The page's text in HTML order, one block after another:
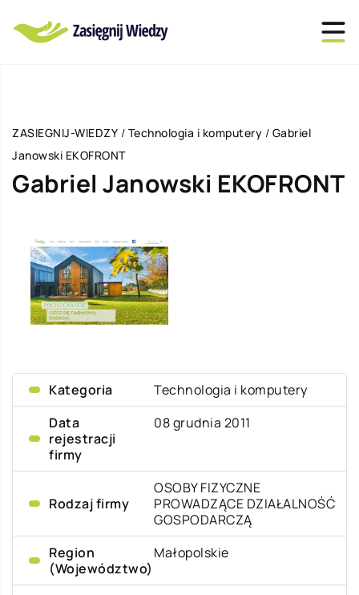
ZASIEGNIJ-WIEDZY / Technologia i komputery / Gabriel
Janowski EKOFRONT
Gabriel Janowski EKOFRONT
Kategoria
Technologia i komputery
Data
rejestracji
firmy
08 grudnia 2011
Rodzaj firmy
OSOBY FIZYCZNE
PROWADZĄCE DZIAŁALNOŚĆ
GOSPODARCZĄ
Region
(Województwo)
Małopolskie